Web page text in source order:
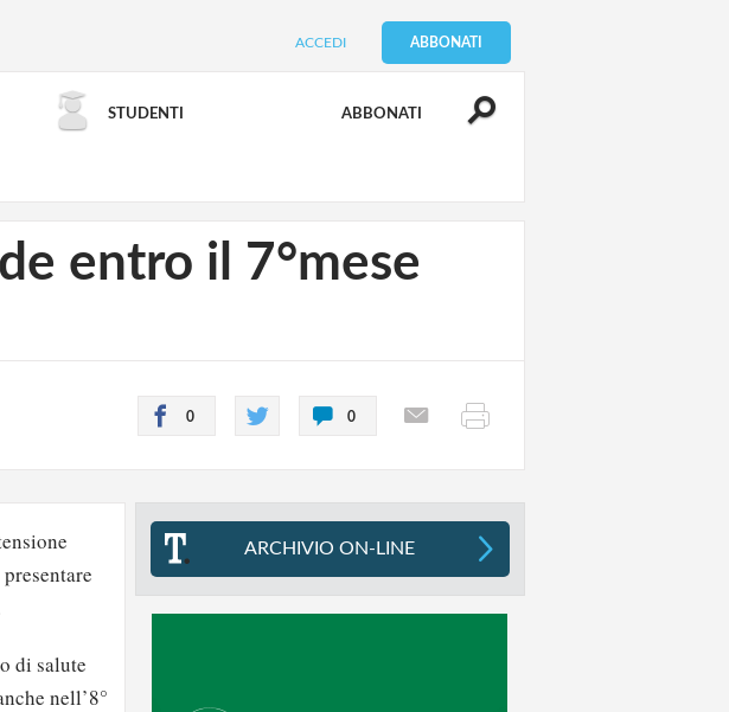
ACCEDI ABBONATI
STUDENTI ABBONATI
entro il 7°mese
0 0
di salute
nell’8°
ARCHIVIO ON-LINE